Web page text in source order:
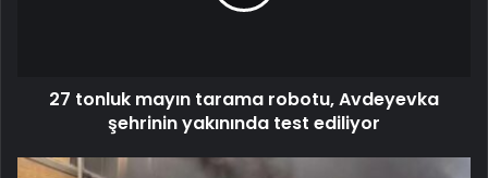
27 tonluk mayın tarama robotu, Avdeyevka
şehrinin yakınında test ediliyor